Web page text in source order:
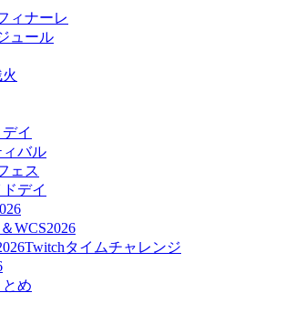
ィナーレ
ュール
イ
バル
ェス
デイ
WCS2026
タイムチャレンジ
め